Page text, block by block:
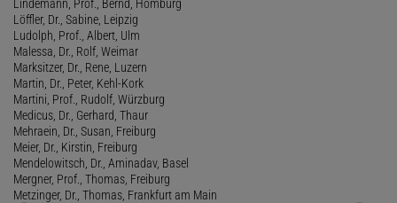
Lindemann, Prof., Bernd, Homburg
Löffler, Dr., Sabine, Leipzig
Ludolph, Prof., Albert, Ulm
Malessa, Dr., Rolf, Weimar
Marksitzer, Dr., Rene, Luzern
Martin, Dr., Peter, Kehl-Kork
Martini, Prof., Rudolf, Würzburg
Medicus, Dr., Gerhard, Thaur
Mehraein, Dr., Susan, Freiburg
Meier, Dr., Kirstin, Freiburg
Mendelowitsch, Dr., Aminadav, Basel
Mergner, Prof., Thomas, Freiburg
Metzinger, Dr., Thomas, Frankfurt am Main